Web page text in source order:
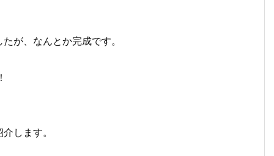
が、なんとか完成です。
します。